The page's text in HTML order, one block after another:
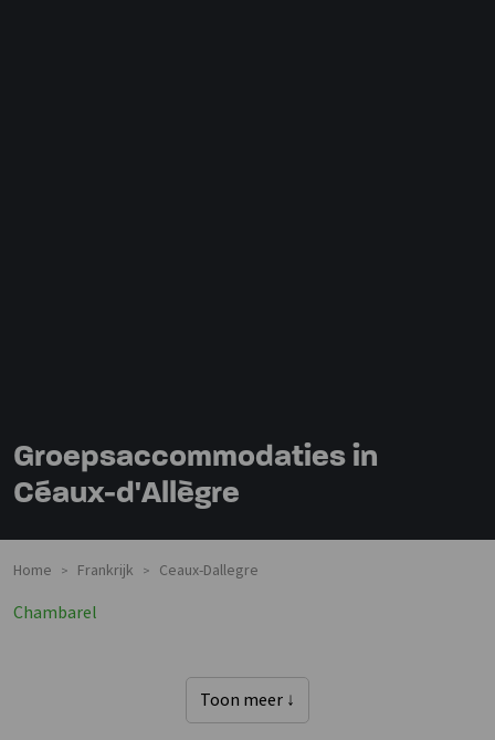
Groepsaccommodaties in
Céaux-d'Allègre
Home > Frankrijk > Ceaux-Dallegre
Chambarel
Toon meer ↓